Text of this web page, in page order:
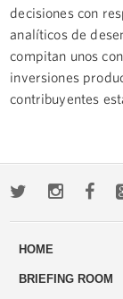
decisiones con
analíticos de
compitan unos
inversiones
contribuyentes
Twitter
HOME
BRIEFING ROOM